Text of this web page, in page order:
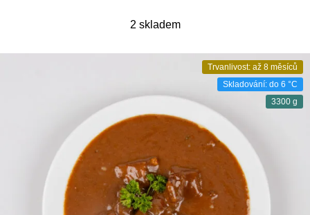
2 skladem
Trvanlivost: až 8 měsíců
Skladování: do 6 °C
3300 g